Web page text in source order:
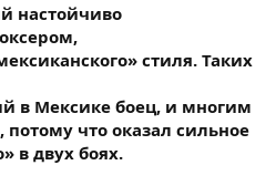
настойчиво
стиля. Таких
в Мексике боец, и многим
что оказал сильное
в двух боях.